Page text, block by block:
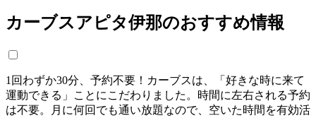
カーブスアピタ伊那のおすすめ情報
1回わずか30分、予約不要！カーブスは、「好きな時に来て
運動できる」ことにこだわりました。時間に左右される予約
は不要。月に何回でも通い放題なので、空いた時間を有効活